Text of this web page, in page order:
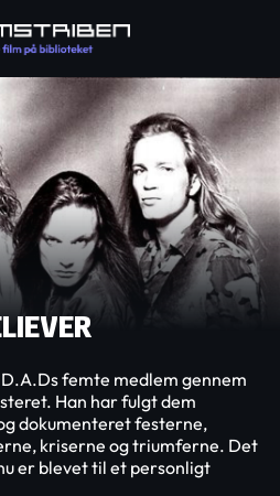
femte medlem gennem
Han har fulgt dem
dokumenteret festerne,
kriserne og triumferne. Det
er blevet til et personligt